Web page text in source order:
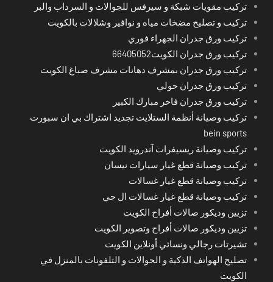
تركيب مقويات شبكة و سيرفس للجوالات و السرداب والبر
تركيب و تصليح مضخات مياه و نوافير وشلالات بالكويت
تركيب ورق جدران الجهراء فوري
تركيب ورق جدران الكويت66405052
تركيب ورق جدران بمشرف دهانات مشرف صباغ الكويت
تركيب ورق جدران حولي
تركيب ورق جدران فاخر مبارك الكبير
تركيب وصيانة أنظمة الستلايت تجديد اشتراك بي ان سبورت
bein sports
تركيب وصيانة ريسيفرات آندرويد الكويت
تركيب وصيانة قطع غيار سيارات نيسان
تركيب وصيانة قطع غيار غسالات
تركيب وصيانة قطع غيار غسالات ال جي
تزيين وديكور صالات أفراح الكويت
تزيين وديكور صالات أفراح وتصوير الكويت
تشيرتات رجالي ونسائي أونلاين الكويت
تصليح الهواتف الذكية و الجوالات و التلفونات بالمنزل في
الكويت